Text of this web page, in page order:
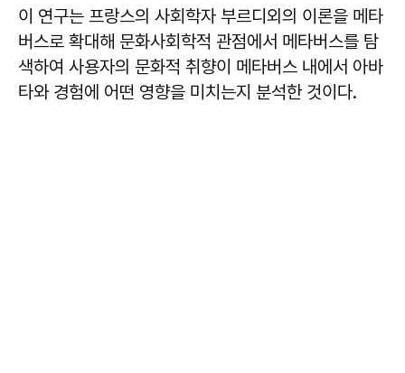
이 연구는 프랑스의 사회학자 부르디외의 이론을 메타
버스로 확대해 문화사회학적 관점에서 메타버스를 탐
색하여 사용자의 문화적 취향이 메타버스 내에서 아바
타와 경험에 어떤 영향을 미치는지 분석한 것이다.